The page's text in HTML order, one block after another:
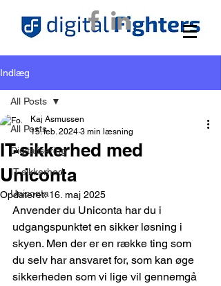
Indlæg
All Posts
Digitalisering
IT-sikkerhed
Uniconta
All Posts
IT-sikkerhed med
Uniconta
Kaj Asmussen
15. feb. 2024 3 min læsning
Opdateret:16. maj 2025
Anvender du Uniconta har du i
udgangspunktet en sikker løsning i
skyen. Men der er en række ting som
du selv har ansvaret for, som kan øge
sikkerheden som vi lige vil gennemgå